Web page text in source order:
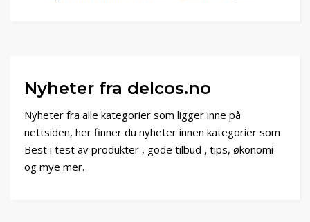
Nyheter fra delcos.no
Nyheter fra alle kategorier som ligger inne på
nettsiden, her finner du nyheter innen kategorier som
Best i test av produkter , gode tilbud , tips, økonomi
og mye mer.